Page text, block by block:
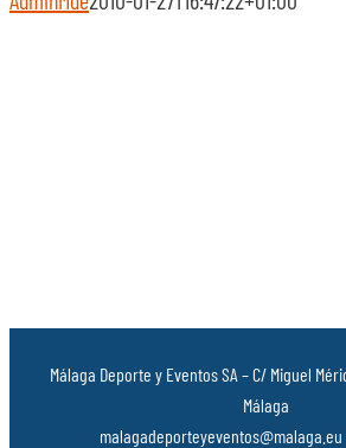
Málaga Deporte y Eventos SA – C/ Miguel
Málaga
malagadeporteyeventos@malaga.eu